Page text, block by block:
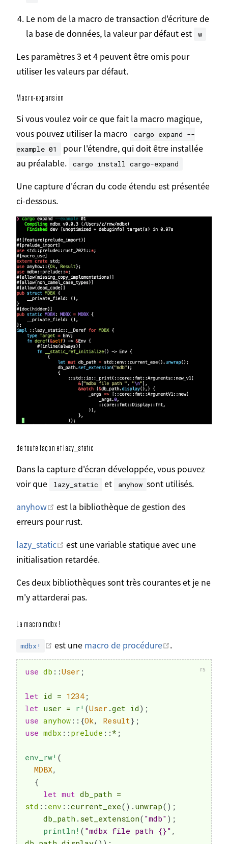
Le nom de la macro de transaction d'écriture de
la base de données, la valeur par défaut est
w
Les paramètres 3 et 4 peuvent être omis pour
utiliser les valeurs par défaut.
Macro-expansion
Si vous voulez voir ce que fait la macro magique,
vous pouvez utiliser la macro
cargo expand --
example 01
pour l'étendre, qui doit être installée
au préalable.
cargo install cargo-expand
Une capture d'écran du code étendu est présentée
ci-dessous.
de toute façon et lazy_static
Dans la capture d'écran développée, vous pouvez
voir que
lazy_static et anyhow sont utilisés.
anyhow
Ouvrir dans une nouvelle fenêtre
est la bibliothèque de gestion des
erreurs pour rust.
lazy_static
Ouvrir dans une nouvelle fenêtre
est une variable statique avec une
initialisation retardée.
Ces deux bibliothèques sont très courantes et je ne
m'y attarderai pas.
La macro mdbx !
mdbx! Ouvrir dans une nouvelle fenêtre
est une macro de procédure Ouvrir dans
.
use db ::User ;
let id = 1234 ;
let user = r! (User .get id ) ;
use anyhow :: {Ok, Result} ;
use mdbx :: prelude :: * ;
env_rw! (
MDBX,
{
let mut db_path =
std :: env ::current_exe( ) . unwrap( ) ;
    db_path
. set_extension( "mdb" ) ;
println! ( "mdbx file path {}" ,